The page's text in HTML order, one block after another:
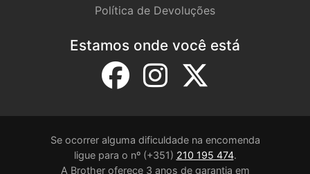
Política de Devoluções
Estamos onde você está
Se ocorrer alguma dificuldade na encomenda
ligue para o nº (+351) 210 195 474.
A Brother oferece 3 anos de garantia em